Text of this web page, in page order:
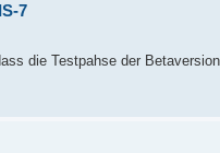
7
die Testpahse der